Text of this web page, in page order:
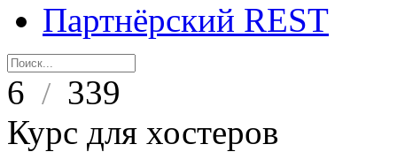
Партнёрский REST
6 / 339
Курс для хостеров